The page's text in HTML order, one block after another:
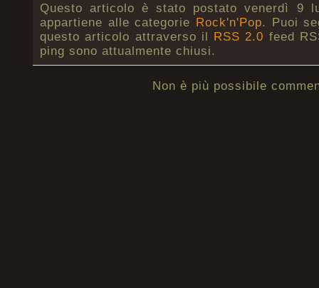
Questo articolo è stato postato venerdì 9
appartiene alle categorie Rock'n'Pop. Puoi
questo articolo attraverso il RSS 2.0 feed
ping sono attualmente chiusi.
Non è più possibile